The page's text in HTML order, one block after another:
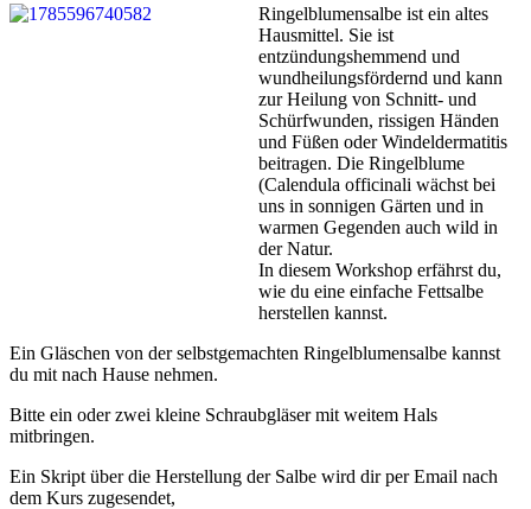
Ringelblumensalbe ist ein altes
Hausmittel. Sie ist
entzündungshemmend und
wundheilungsfördernd und kann
zur Heilung von Schnitt- und
Schürfwunden, rissigen Händen
und Füßen oder Windeldermatitis
beitragen. Die Ringelblume
(Calendula officinali wächst bei
uns in sonnigen Gärten und in
warmen Gegenden auch wild in
der Natur.
In diesem Workshop erfährst du,
wie du eine einfache Fettsalbe
herstellen kannst.
Ein Gläschen von der selbstgemachten Ringelblumensalbe kannst
du mit nach Hause nehmen.
Bitte ein oder zwei kleine Schraubgläser mit weitem Hals
mitbringen.
Ein Skript über die Herstellung der Salbe wird dir per Email nach
dem Kurs zugesendet,